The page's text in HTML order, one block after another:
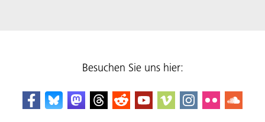
Besuchen Sie uns hier: